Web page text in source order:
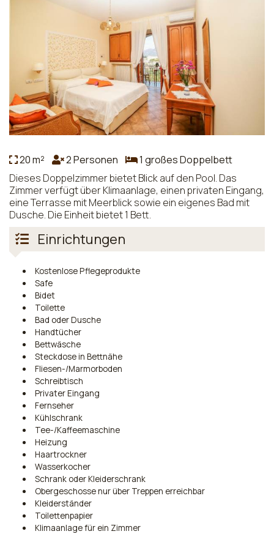
20 m² 2 Personen
1 großes Doppelbett
Dieses Doppelzimmer bietet Blick auf den Pool. Das
Zimmer verfügt über Klimaanlage, einen privaten Eingang,
eine Terrasse mit Meerblick sowie ein eigenes Bad mit
Dusche. Die Einheit bietet 1 Bett.
Einrichtungen
Kostenlose Pflegeprodukte
Safe
Bidet
Toilette
Bad oder Dusche
Handtücher
Bettwäsche
Steckdose in Bettnähe
Fliesen-/Marmorboden
Schreibtisch
Privater Eingang
Fernseher
Kühlschrank
Tee-/Kaffeemaschine
Heizung
Haartrockner
Wasserkocher
Schrank oder Kleiderschrank
Obergeschosse nur über Treppen erreichbar
Kleiderständer
Toilettenpapier
Klimaanlage für ein Zimmer